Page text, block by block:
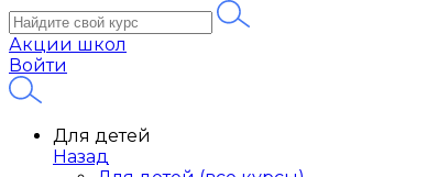
Акции школ
Войти
Для детей
Назад